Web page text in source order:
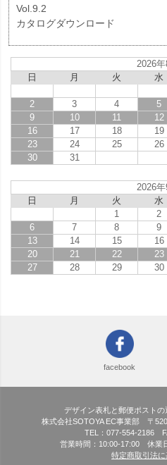
Vol.9.2
カタログダウンロード
2026年
日
月 火 水
2
3 4 5
9
10 11 12
16
17 18 19
23
24 25 26
30
31
2026年
日
月 火 水
1
2
6
7 8 9
13
14 15 16
20
21 22 23
27
28 29 30
facebook
デザイン表札と郵便ポスト
株式会社SOTOYA EC事業部 〒
TEL：077-554-2186
営業時間：10:00-17:00 休業
特定商取引法